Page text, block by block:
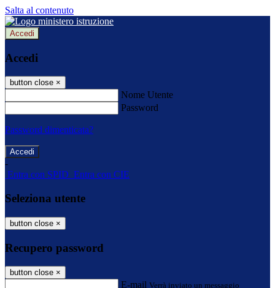
Salta al contenuto
Accedi
Accedi
button close ×
Nome Utente
Password
Password dimenticata?
-
Entra con SPID Entra con CIE
Seleziona utente
button close ×
Recupero password
button close ×
E-mail Verrà inviato un messaggio